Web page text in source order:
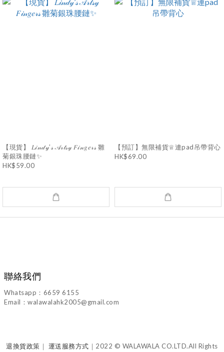
【現貨】 𝐿𝒾𝓃𝒹𝓎’𝓈 𝒜𝓇𝓉𝓈𝓎 𝐹𝒾𝓃𝑔𝑒𝓇𝓈 雛
菊銀珠腰鏈✨
HK$59.00
【預訂】無限補貨♕連pad吊帶背心
HK$69.00
聯絡我們
Whatsapp：6659 6155
Email：walawalahk2005@gmail.com
退換貨政策 ｜ 運送服務方式 ｜2022 © WALAWALA CO.LTD.All Rights